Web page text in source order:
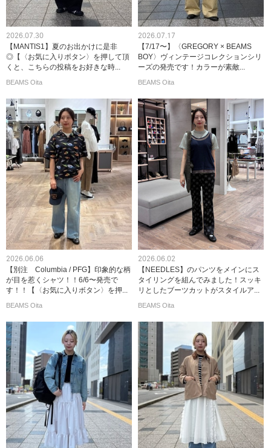
2026.07.30
【MANTIS1】夏のお出かけに是非
◎【〈お気に入りボタン〉を押して頂
くと、こちらの投稿をお好きな時...
BEAMS Oita
2026.07.17
【7/17〜】〈GREGORY × BEAMS
BOY〉ヴィンテージコレクションシリ
ーズの発売です！カラーが素敵...
BEAMS Oita
2026.06.06
【別注 Columbia / PFG】印象的な柄
が目を惹くシャツ！！6/6〜発売で
す！！【〈お気に入りボタン〉を押...
BEAMS Oita
2026.06.02
【NEEDLES】のパンツをメインにス
タイリングを組んでみました！スッキ
リとしたブーツカットがスタイルア...
BEAMS Oita